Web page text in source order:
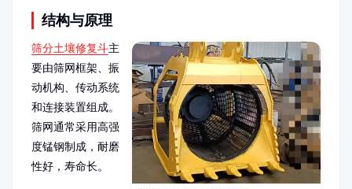
结构与原理
筛分土壤修复斗主
要由筛网框架、振
动机构、传动系统
和连接装置组成。
筛网通常采用高强
度锰钢制成，耐磨
性好，寿命长。